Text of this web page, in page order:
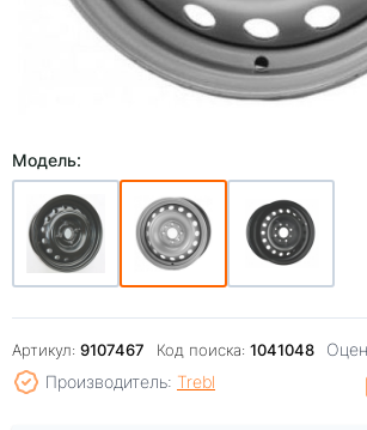
Модель:
Артикул: 9107467 Код поиска: 1041048
Производитель: Trebl